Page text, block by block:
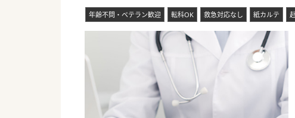
年齢不問・ベテラン歓迎 転科OK 救急対応なし 紙カルテ